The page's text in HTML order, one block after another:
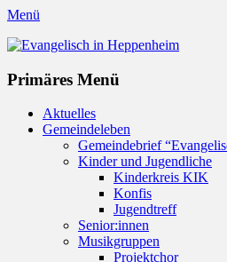
Menü
Evangelisch in Heppenheim
Primäres Menü
Zum
Inhalt
Aktuelles
Gemeindeleben
Gemeindebrief
Kinder und Jugendliche
Kinderkreis KIK
Konfis
Jugendtreff
Senior:innen
Musikgruppen
Projektchor